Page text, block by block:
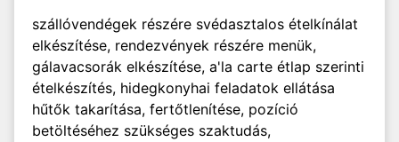
szállóvendégek részére svédasztalos ételkínálat
elkészítése, rendezvények részére menük,
gálavacsorák elkészítése, a'la carte étlap szerinti
ételkészítés, hidegkonyhai feladatok ellátása
hűtők takarítása, fertőtlenítése, pozíció
betöltéséhez szükséges szaktudás,